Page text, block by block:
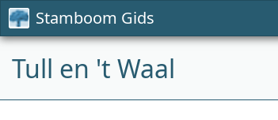
Stamboom Gids
Tull en 't Waal